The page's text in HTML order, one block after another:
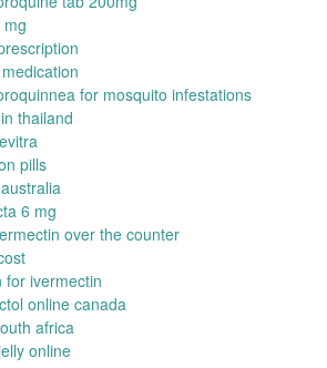
for mosquito infestations
thailand
pills
6 mg
over the counter
for ivermectin
online canada
africa
online